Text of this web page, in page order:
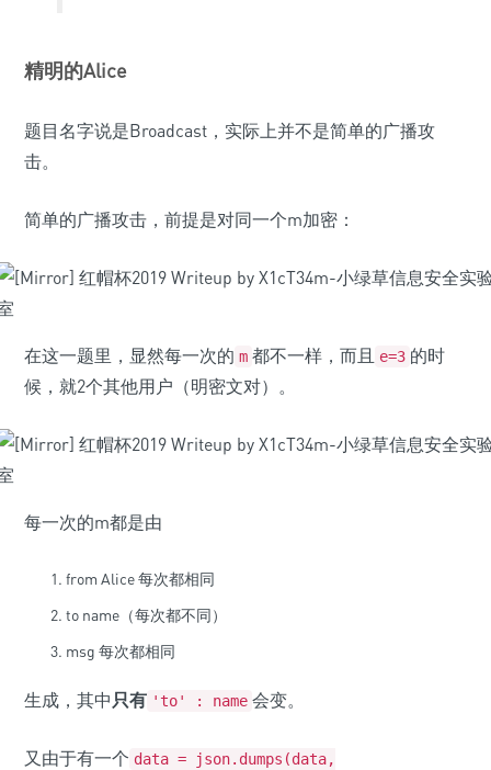
精明的Alice
题目名字说是Broadcast，实际上并不是简单的广播攻
击。
简单的广播攻击，前提是对同一个m加密：
在这一题里，显然每一次的 m 都不一样，而且 e=3 的时
候，就2个其他用户（明密文对）。
每一次的m都是由
from Alice每次都相同
每次都相同
to name（每次都不同）
msg 每次都相同
每次都相同
生成，其中只有 'to' : name 会变。
又由于有一个 data = json.dumps(data,